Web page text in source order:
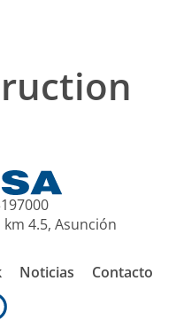
4.5, Asunción
Noticias Contacto